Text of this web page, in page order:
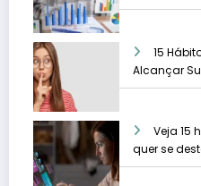
15
Alcançar
Veja 15
quer se